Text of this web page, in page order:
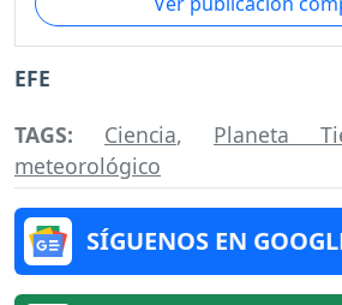
EFE
TAGS: Ciencia, Planeta
meteorológico
SÍGUENOS EN